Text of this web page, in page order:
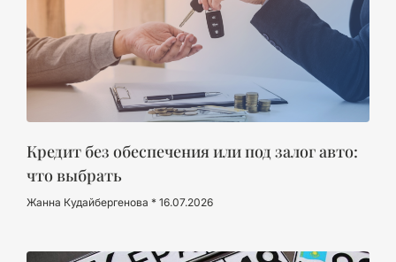
Кредит без обеспечения или под залог авто:
что выбрать
Жанна Кудайбергенова 16.07.2026